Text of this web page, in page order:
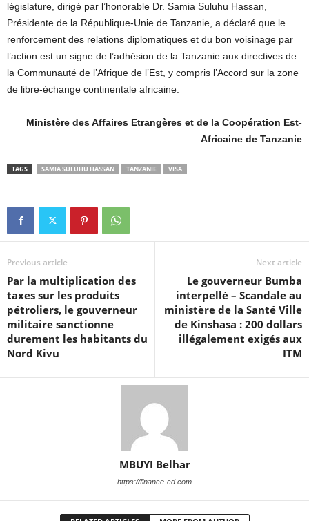
législature, dirigé par l’honorable Dr. Samia Suluhu Hassan,
Présidente de la République-Unie de Tanzanie, a déclaré que le
renforcement des relations diplomatiques et du bon voisinage par
l’action est un signe de l’adhésion de la Tanzanie aux directives de
la Communauté de l’Afrique de l’Est, y compris l’Accord sur la zone
de libre-échange continentale africaine.
Ministère des Affaires Etrangères et de la Coopération Est-
Africaine de Tanzanie
TAGS SAMIA SULUHU HASSAN TANZANIE VISA
Previous article
Par la multiplication des
taxes sur les produits
pétroliers, le gouverneur
militaire sanctionne
durement les habitants du
Nord Kivu
Next article
Le gouverneur Bumba
interpellé – Scandale au
ministère de la Santé Ville
de Kinshasa : 200 dollars
illégalement exigés aux
ITM
MBUYI Belhar
https://finance-cd.com